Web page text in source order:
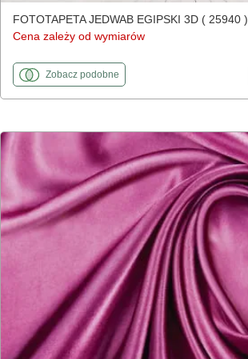
FOTOTAPETA JEDWAB EGIPSKI 3D ( 25940 )
Cena zależy od wymiarów
Zobaczfototapety
podobnedo Jedwab egipski 3D